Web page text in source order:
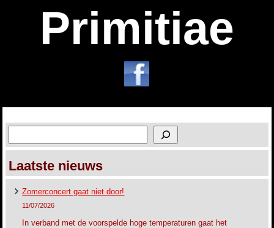
Primitiae
Laatste nieuws
Zomerconcert gaat niet door!
11/07/2026
In verband met de voorspelde hoge temperaturen gaat het